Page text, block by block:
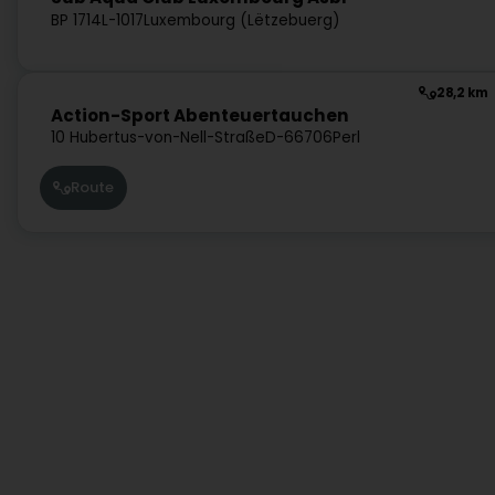
BP 1714L-1017Luxembourg (Lëtzebuerg)
28,2 km
Action-Sport Abenteuertauchen
10 Hubertus-von-Nell-StraßeD-66706Perl
Route